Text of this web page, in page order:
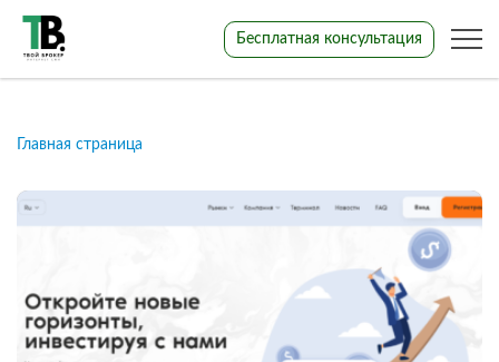
Бесплатная консультация
Главная страница